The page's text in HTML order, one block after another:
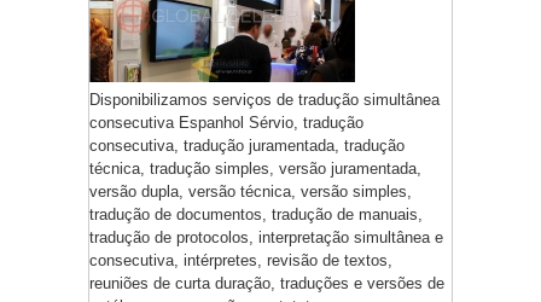
Disponibilizamos serviços de tradução simultânea
consecutiva Espanhol Sérvio, tradução
consecutiva, tradução juramentada, tradução
técnica, tradução simples, versão juramentada,
versão dupla, versão técnica, versão simples,
tradução de documentos, tradução de manuais,
tradução de protocolos, interpretação simultânea e
consecutiva, intérpretes, revisão de textos,
reuniões de curta duração, traduções e versões de